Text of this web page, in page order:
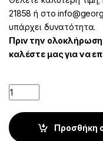
21858 ή στο
υπάρχει δυνατότητα.
Πριν την
καλέστε μας για να
Quantity
Προσθήκη